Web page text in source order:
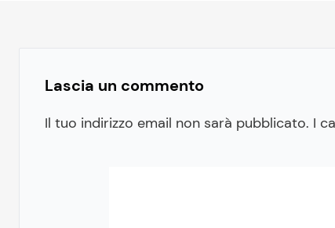
Lascia un commento
Il tuo indirizzo email non sarà pubblicato. I